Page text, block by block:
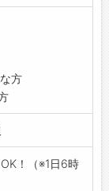
整頓もお願い
好立地◎仕事
ゃう！
で大人気の
のは魅力の1
商品も多く、
方
！（※1日6時